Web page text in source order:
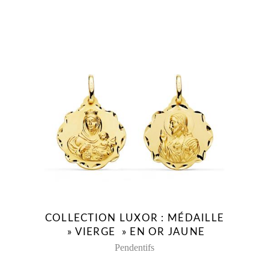
COLLECTION LUXOR : MÉDAILLE
» VIERGE » EN OR JAUNE
Pendentifs